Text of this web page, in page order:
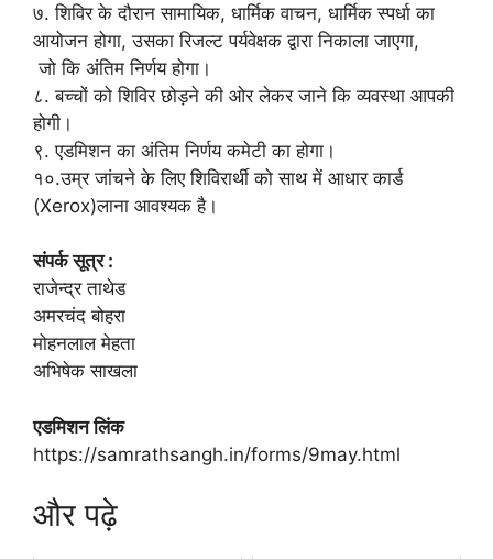
७. शिविर के दौरान सामायिक, धार्मिक वाचन, धार्मिक स्पर्धा का
आयोजन होगा, उसका रिजल्ट पर्यवेक्षक द्वारा निकाला जाएगा,
जो कि अंतिम निर्णय होगा।
८. बच्चों को शिविर छोड़ने की ओर लेकर जाने कि व्यवस्था आपकी
होगी।
९. एडमिशन का अंतिम निर्णय कमेटी का होगा।
१०.उम्र जांचने के लिए शिविरार्थी को साथ में आधार कार्ड
(Xerox)लाना आवश्यक है।
संपर्क सूत्र :
राजेन्द्र ताथेड
अमरचंद बोहरा
मोहनलाल मेहता
अभिषेक साखला
एडमिशन लिंक
https://samrathsangh.in/forms/9may.html
और पढ़े